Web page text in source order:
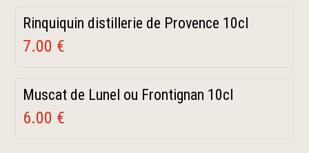
Rinquiquin distillerie de Provence 10cl
7.00 €
Muscat de Lunel ou Frontignan 10cl
6.00 €